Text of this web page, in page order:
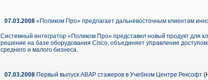
07.03.2008 «Поликом Про» предлагает дальневосточным клиентам
Системный интегратор «Поликом Про» представил новый продукт для
решение на базе оборудования Cisco, объединяет управление
среднего и малого бизнеса.
07.03.2008 Первый выпуск ABAP стажеров в Учебном Центре Рексофт